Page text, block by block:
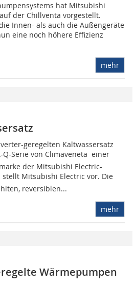
hat Mitsubishi
der Chillventa vorgestellt.
Innen- als auch die Außengeräte
eine noch höhere Effizienz
mehr
geregelten Kaltwassersatz
Q-Serie von Climaveneta  einer
der Mitsubishi Electric-
stellt Mitsubishi Electric vor. Die
reversiblen...
mehr
Wärmepumpen